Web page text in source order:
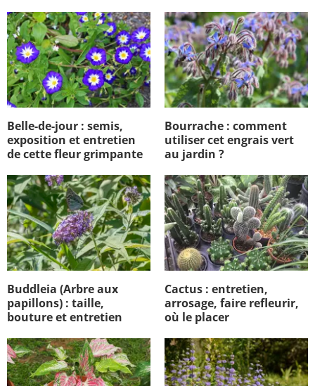
Belle-de-jour : semis,
exposition et entretien
de cette fleur grimpante
Bourrache : comment
utiliser cet engrais vert
au jardin ?
Buddleia (Arbre aux
papillons) : taille,
bouture et entretien
Cactus : entretien,
arrosage, faire refleurir,
où le placer